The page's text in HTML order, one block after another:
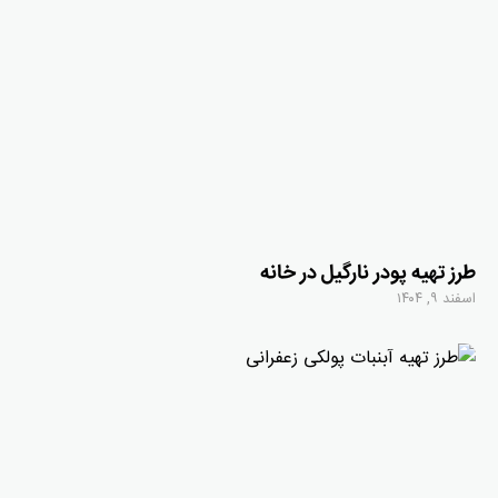
طرز تهیه پودر نارگیل در خانه
اسفند ۹, ۱۴۰۴